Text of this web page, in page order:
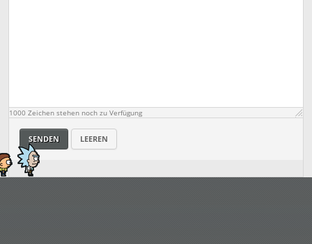
1000 Zeichen stehen noch zu Verfügung
SENDEN LEEREN